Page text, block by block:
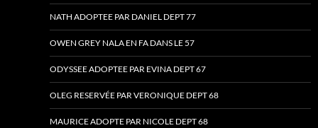
NATH ADOPTEE PAR DANIEL DEPT 77
OWEN GREY NALA EN FA DANS LE 57
ODYSSEE ADOPTEE PAR EVINA DEPT 67
OLEG RESERVÉE PAR VERONIQUE DEPT 68
MAURICE ADOPTE PAR NICOLE DEPT 68